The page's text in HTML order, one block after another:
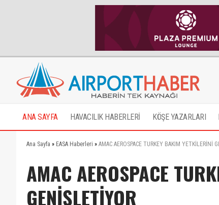
ANA SAYFA HAVACILIK HABERLERİ KÖŞE YAZARLARI
Ana Sayfa » EASA Haberleri » AMAC AEROSPACE TURKEY BAKIM YETKİLERİNİ
AMAC AEROSPACE
GENİŞLETİYOR